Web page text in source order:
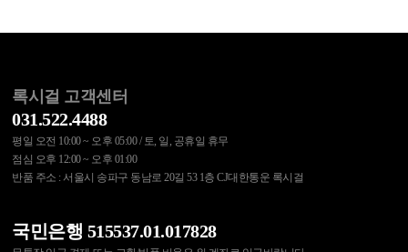
록시걸 고객센터
031.522.4488
평일 오전 10:00 ~ 오후 05:00 / 토, 일, 공휴일 휴무
점심 오후 12:00 ~ 오후 01:00
반품 주소 : 서울시 송파구 동남로 20길 53 1층 CJ대한통운 록시걸
국민은행 515537.01.017828